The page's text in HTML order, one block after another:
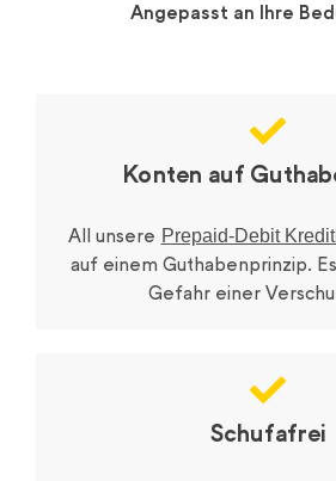
Angepasst an Ihre
Konten auf
All unserePrepaid-Debit
auf einem Guthabenprinzip.
Gefahr einer
Schufafrei